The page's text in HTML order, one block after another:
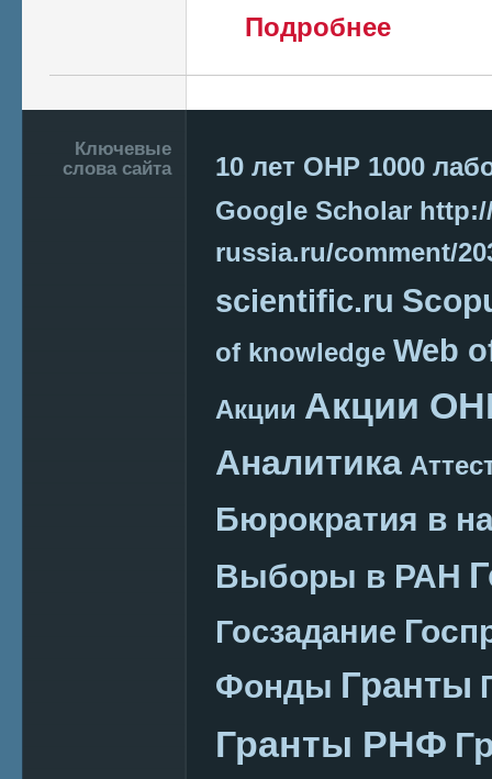
Подробнее
Подвал
Ключевые
слова сайта
10 лет ОНР 1000
Google Scholar
russia.ru/comment/
scientific.ru
of knowledge Web
Акции Акции
Аналитика
Бюрократия в
Выборы в РАН
Госзадание
Фонды Гранты
Гранты РНФ